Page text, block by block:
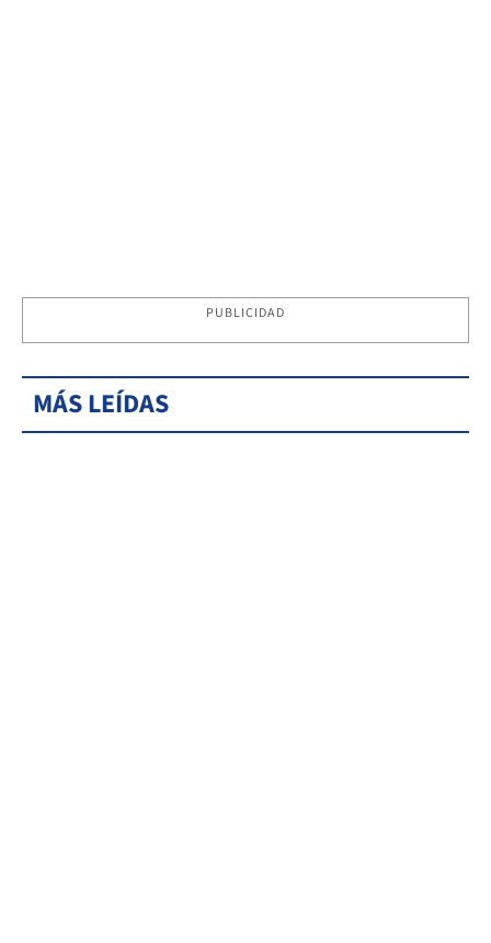
PUBLICIDAD
MÁS LEÍDAS